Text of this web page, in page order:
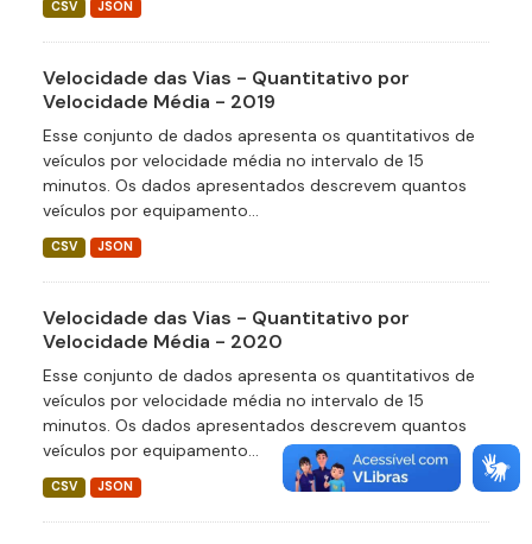
CSV JSON
Velocidade das Vias - Quantitativo por
Velocidade Média - 2019
Esse conjunto de dados apresenta os quantitativos de
veículos por velocidade média no intervalo de 15
minutos. Os dados apresentados descrevem quantos
veículos por equipamento...
CSV JSON
Velocidade das Vias - Quantitativo por
Velocidade Média - 2020
Esse conjunto de dados apresenta os quantitativos de
veículos por velocidade média no intervalo de 15
minutos. Os dados apresentados descrevem quantos
veículos por equipamento...
CSV JSON